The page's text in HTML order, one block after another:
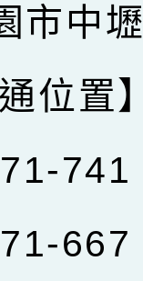
市中
通位置
741
667